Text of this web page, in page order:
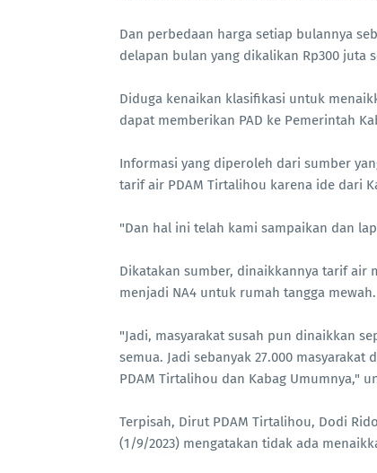
Dan perbedaan harga setiap bulannya
delapan bulan yang dikalikan Rp300 juta
Diduga kenaikan klasifikasi untuk
dapat memberikan PAD ke Pemerintah
Informasi yang diperoleh dari sumber
tarif air PDAM Tirtalihou karena ide dari
"Dan hal ini telah kami sampaikan dan
Dikatakan sumber, dinaikkannya tarif air
menjadi NA4 untuk rumah tangga mewah.
"Jadi, masyarakat susah pun dinaikkan
semua. Jadi sebanyak 27.000
PDAM Tirtalihou dan Kabag Umumnya,"
Terpisah, Dirut PDAM Tirtalihou, Dodi
(1/9/2023) mengatakan tidak ada